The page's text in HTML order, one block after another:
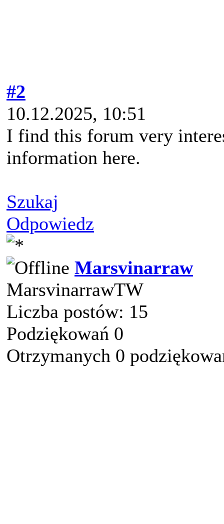
#2
10.12.2025, 10:51
I find this forum very
information here.
Szukaj
Odpowiedz
Marsvinarraw
MarsvinarrawTW
Liczba postów: 15
Podziękowań 0
Otrzymanych 0